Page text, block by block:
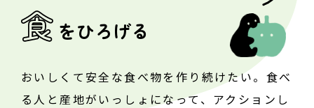
食 をひろげる
おいしくて安全な食べ物を作り続けたい。 食べ
る人と産地がいっしょになって、 アクションし
海を越えてつながる
文化を次世代につなげる